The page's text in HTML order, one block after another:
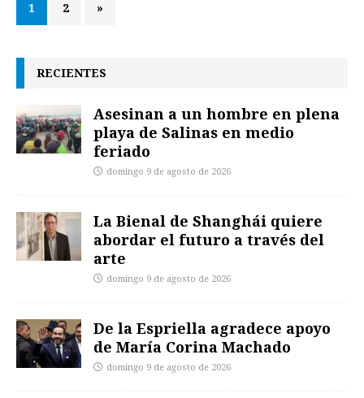
1 2 »
RECIENTES
Asesinan a un hombre en plena
playa de Salinas en medio
feriado
domingo 9 de agosto de 2026
La Bienal de Shanghái quiere
abordar el futuro a través del
arte
domingo 9 de agosto de 2026
De la Espriella agradece apoyo
de María Corina Machado
domingo 9 de agosto de 2026